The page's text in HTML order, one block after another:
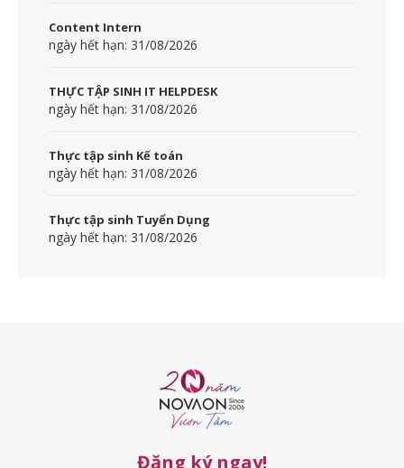
Content Intern
ngày hết hạn: 31/08/2026
THỰC TẬP SINH IT HELPDESK
ngày hết hạn: 31/08/2026
Thực tập sinh Kế toán
ngày hết hạn: 31/08/2026
Thực tập sinh Tuyển Dụng
ngày hết hạn: 31/08/2026
Đăng ký ngay!